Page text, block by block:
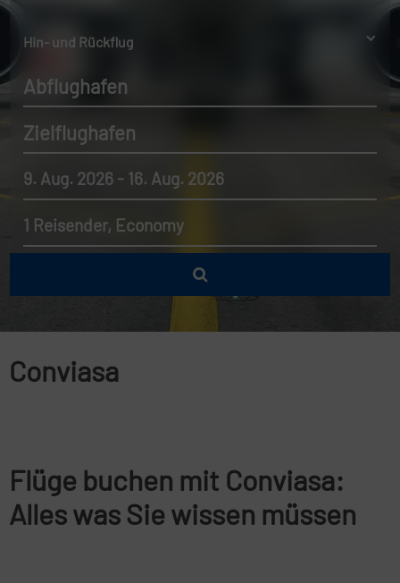
Hin- und Rückflug
Abflughafen
Zielflughafen
9. Aug. 2026 - 16. Aug. 2026
1 Reisender, Economy
Conviasa
Flüge buchen mit Conviasa:
Alles was Sie wissen müssen